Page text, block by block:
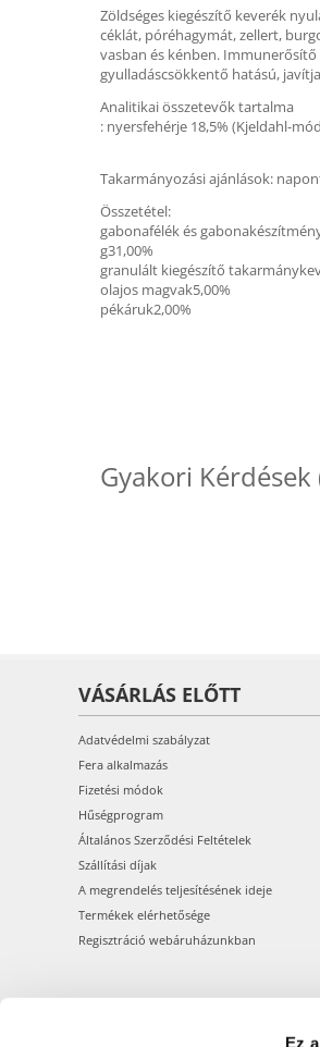
Ez
Zöldséges kiegészítő keverék
céklát, póréhagymát, zellert,
vasban és kénben.
gyulladáscsökkentő hatású,
Analitikai összetevők tartalma
: nyersfehérje 18,5% (Kjeldahl-
Takarmányozási ajánlások:
Összetétel:
gabonafélék és
g31,00%
granulált kiegészítő
olajos magvak5,00%
pékáruk2,00%
Gyakori Kérdések
VÁSÁRLÁS ELŐTT
Adatvédelmi szabályzat
Fera alkalmazás
Fizetési módok
Hűségprogram
Általános Szerződési Feltételek
Szállítási díjak
A megrendelés teljesítésének ideje
Termékek elérhetősége
Regisztráció webáruházunkban